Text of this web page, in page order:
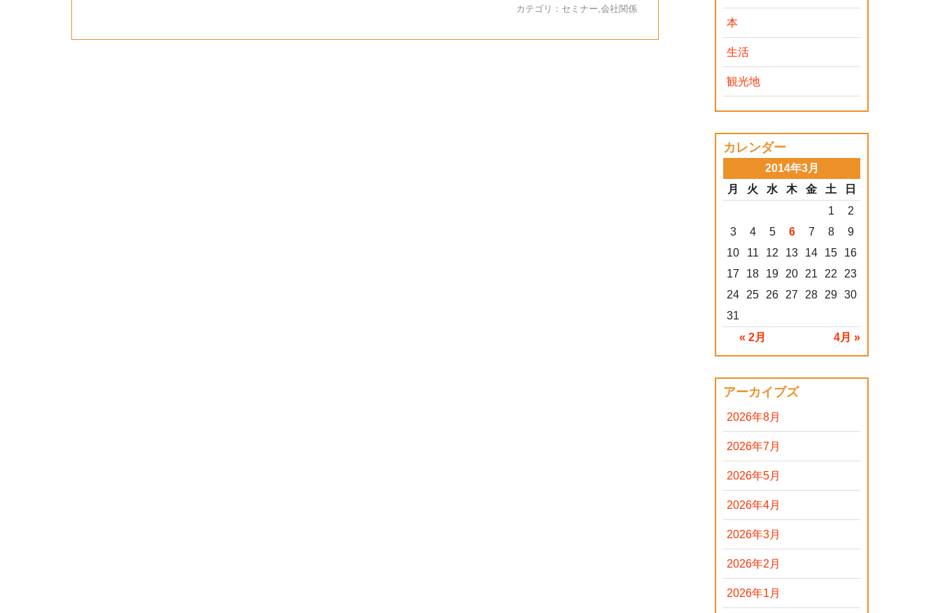
カテゴリ： セミナー 会社関係
本
生活
観光地
カレンダー
2014年3月
月
火 水 木 金 土 日
« 2月 4月 »
1
2
3
4 5 6 7 8
9
10
11 12 13 14 15
16
17
18 19 20 21 22
23
24
25 26 27 28 29 30
31
アーカイブズ
2026年8月
2026年7月
2026年5月
2026年4月
2026年3月
2026年2月
2026年1月